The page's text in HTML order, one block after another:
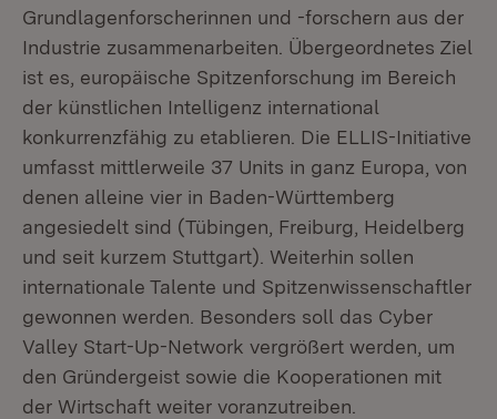
Grundlagenforscherinnen und -forschern aus der
Industrie zusammenarbeiten. Übergeordnetes Ziel
ist es, europäische Spitzenforschung im Bereich
der künstlichen Intelligenz international
konkurrenzfähig zu etablieren. Die ELLIS-Initiative
umfasst mittlerweile 37 Units in ganz Europa, von
denen alleine vier in Baden-Württemberg
angesiedelt sind (Tübingen, Freiburg, Heidelberg
und seit kurzem Stuttgart). Weiterhin sollen
internationale Talente und Spitzenwissenschaftler
gewonnen werden. Besonders soll das Cyber
Valley Start-Up-Network vergrößert werden, um
den Gründergeist sowie die Kooperationen mit
der Wirtschaft weiter voranzutreiben.